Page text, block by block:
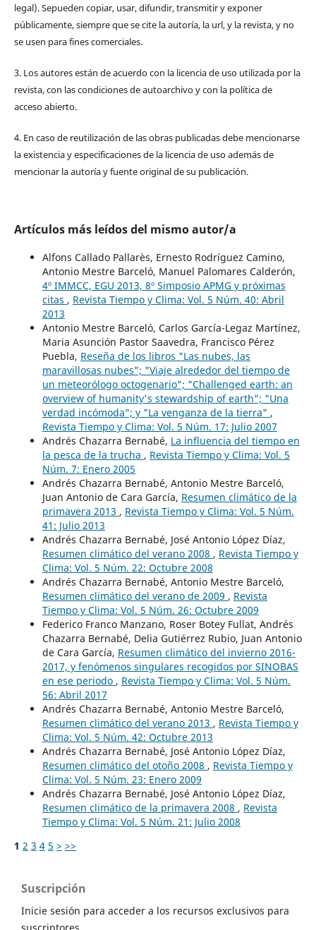
legal). Sepueden copiar, usar, difundir, transmitir y exponer
públicamente, siempre que se cite la autoría, la url, y la revista, y no
se usen para fines comerciales.
3. Los autores están de acuerdo con la licencia de uso utilizada por la
revista, con las condiciones de autoarchivo y con la política de
acceso abierto.
4. En caso de reutilización de las obras publicadas debe mencionarse
la existencia y especificaciones de la licencia de uso además de
mencionar la autoría y fuente original de su publicación.
Artículos más leídos del mismo autor/a
Alfons Callado Pallarès, Ernesto Rodríguez Camino,
Antonio Mestre Barceló, Manuel Palomares Calderón,
4º IMMCC, EGU 2013, 8º Simposio APMG y próximas
citas , Revista Tiempo y Clima: Vol. 5 Núm. 40: Abril
2013
Antonio Mestre Barceló, Carlos García-Legaz Martínez,
Maria Asunción Pastor Saavedra, Francisco Pérez
Puebla, Reseña de los libros "Las nubes, las
maravillosas nubes"; "Viaje alrededor del tiempo de
un meteorólogo octogenario"; "Challenged earth: an
overview of humanity's stewardship of earth"; "Una
verdad incómoda"; y "La venganza de la tierra" ,
Revista Tiempo y Clima: Vol. 5 Núm. 17: Julio 2007
Andrés Chazarra Bernabé, La influencia del tiempo en
la pesca de la trucha , Revista Tiempo y Clima: Vol. 5
Núm. 7: Enero 2005
Andrés Chazarra Bernabé, Antonio Mestre Barceló,
Juan Antonio de Cara García, Resumen climático de la
primavera 2013 , Revista Tiempo y Clima: Vol. 5 Núm.
41: Julio 2013
Andrés Chazarra Bernabé, José Antonio López Díaz,
Resumen climático del verano 2008 , Revista Tiempo y
Clima: Vol. 5 Núm. 22: Octubre 2008
Andrés Chazarra Bernabé, Antonio Mestre Barceló,
Resumen climático del verano de 2009 , Revista
Tiempo y Clima: Vol. 5 Núm. 26: Octubre 2009
Federico Franco Manzano, Roser Botey Fullat, Andrés
Chazarra Bernabé, Delia Gutiérrez Rubio, Juan Antonio
de Cara García, Resumen climático del invierno 2016-
2017, y fenómenos singulares recogidos por SINOBAS
en ese periodo , Revista Tiempo y Clima: Vol. 5 Núm.
56: Abril 2017
Andrés Chazarra Bernabé, Antonio Mestre Barceló,
Resumen climático del verano 2013 , Revista Tiempo y
Clima: Vol. 5 Núm. 42: Octubre 2013
Andrés Chazarra Bernabé, José Antonio López Díaz,
Resumen climático del otoño 2008 , Revista Tiempo y
Clima: Vol. 5 Núm. 23: Enero 2009
Andrés Chazarra Bernabé, José Antonio López Díaz,
Resumen climático de la primavera 2008 , Revista
Tiempo y Clima: Vol. 5 Núm. 21: Julio 2008
1 2 3 4 5 > >>
Suscripción
Inicie sesión para acceder a los recursos exclusivos para
suscriptores.